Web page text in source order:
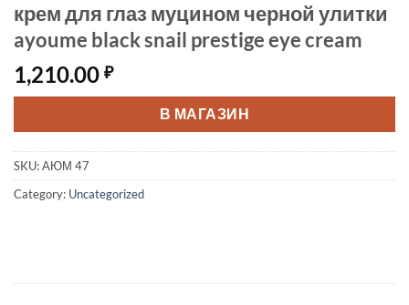
крем для глаз муцином черной улитки
ayoume black snail prestige eye cream
1,210.00 ₽
В МАГАЗИН
SKU:АЮМ 47
Category: Uncategorized